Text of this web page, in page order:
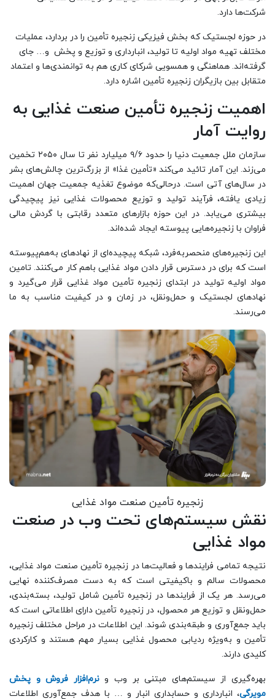
شرکت‌ها دارد.
در حوزه لجستیک که بخش فیزیکی زنجیره تأمین را در بردارد، عملیات
مختلف تهیه مواد اولیه تا تولید، انبارداری و توزیع و پخش و… جای
گرفته‌اند. هماهنگی و همسویی شرکای کاری هم به توانمندی‌ها و اعتماد
متقابل بین بازیگران زنجیره تأمین اشاره دارد.
اهمیت زنجیره تأمین صنعت غذایی به
روایت آمار
سازمان ملل جمعیت دنیا را حدود ۹/۶ میلیارد نفر تا سال ۲۰۵۰ تخمین
می‌زند. این آمار تائید می‌کند «تأمین غذا» از بزرگ‌ترین چالش‌های بشر
در سال‌های آتی است. درحالی‌که موضوع تغذیه جمعیت جهان اهمیت
زیادی یافته، فرآیند تولید و توزیع محصولات غذایی نیز پیچیدگی
بیشتری می‌یابد. در این حوزه بازارهای متعدد رقابتی با گردش مالی
فراوان با زنجیره‌هایی پیوسته ایجاد شده‌اند.
این زنجیره‌های منحصربه‌فرد، شبکه پیچیده‌ای از نهاد‌های به‌هم‌پیوسته
است که برای در دسترس قرار دادن مواد غذایی باهم کار می‌کنند. تامین
مواد اولیه تولید در ابتدای زنجیره تأمین مواد غذایی قرار می‌گیرد و
نهادهای لجستیک و حمل‌ونقل، در زمان و در کیفیت مناسب به ما
می‌رسند.
زنجیره تأمین صنعت مواد غذایی
نقش سیستم‌های تحت وب در صنعت
مواد غذایی
نتیجه تمامی فرایندها و فعالیت‌ها در زنجیره تأمین صنعت مواد غذایی،
محصولات سالم و باکیفیتی است که به دست مصرف‌کننده نهایی
می‌رسد. هر یک از فرایندها در زنجیره تأمین شامل تولید، بسته‌‌‌بندی،
حمل‌ونقل و توزیع هر محصول، در زنجیره تأمین دارای اطلاعاتی است که
باید جمع‌آوری و طبقه‌بندی شوند. این اطلاعات در مراحل مختلف زنجیره
تأمین و به‌ویژه ردیابی محصول غذایی بسیار مهم هستند و کارکردی
کلیدی دارند.
بهره‌گیری از سیستم‌های مبتنی بر وب ونرم‌افزار فروش و پخش
مویرگی، انبارداری و حسابداری انبار و … با هدف جمع‌آوری اطلاعات